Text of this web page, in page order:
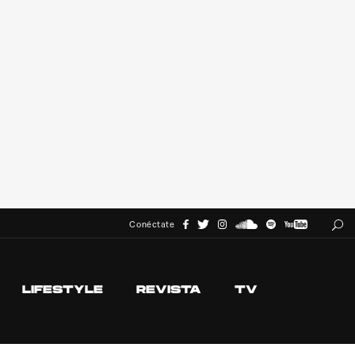
Conéctate
LIFESTYLE REVISTA TV